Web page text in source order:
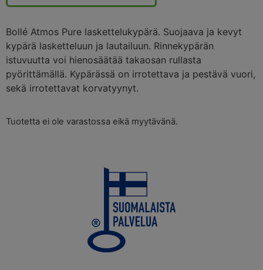
Bollé Atmos Pure laskettelukypärä. Suojaava ja kevyt
kypärä lasketteluun ja lautailuun. Rinnekypärän
istuvuutta voi hienosäätää takaosan rullasta
pyörittämällä. Kypärässä on irrotettava ja pestävä vuori,
sekä irrotettavat korvatyynyt.
Tuotetta ei ole varastossa eikä myytävänä.